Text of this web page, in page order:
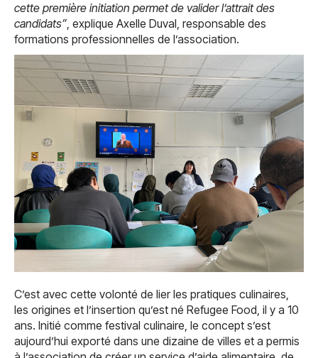
cette première initiation permet de valider l’attrait des
candidats”, explique Axelle Duval, responsable des
formations professionnelles de l’association.
C’est avec cette volonté de lier les pratiques culinaires,
les origines et l’insertion qu’est né Refugee Food, il y a 10
ans. Initié comme festival culinaire, le concept s’est
aujourd’hui exporté dans une dizaine de villes et a permis